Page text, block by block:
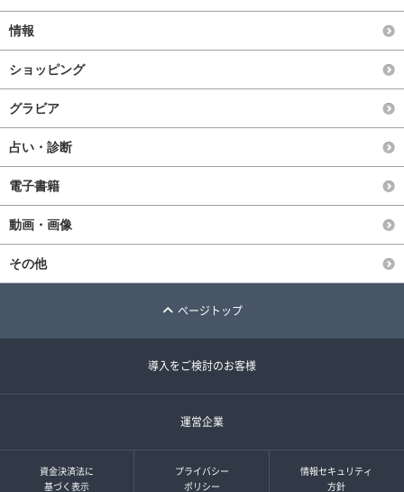
情報
ショッピング
グラビア
占い・診断
電子書籍
動画・画像
その他
ページトップ
導入をご検討のお客様
運営企業
資金決済法に
基づく表示
プライバシー
ポリシー
情報セキュリティ
方針